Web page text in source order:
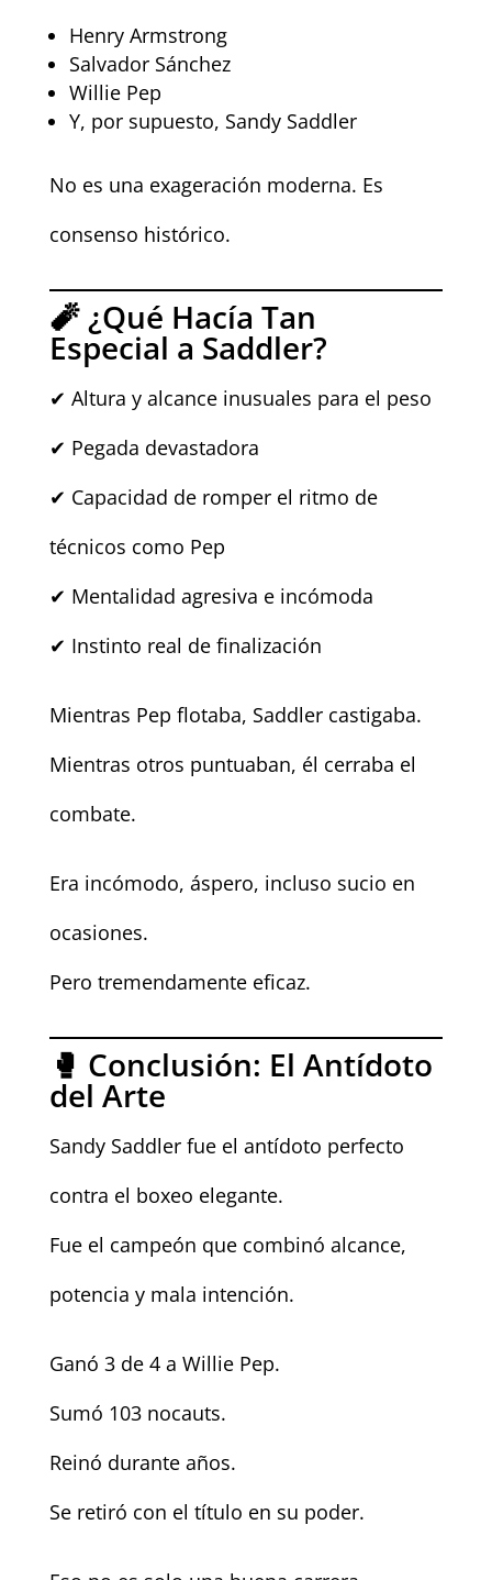
Henry Armstrong
Salvador Sánchez
Willie Pep
Y, por supuesto, Sandy Saddler
No es una exageración moderna. Es
consenso histórico.
🧨 ¿Qué Hacía Tan
Especial a Saddler?
✔ Altura y alcance inusuales para el peso
✔ Pegada devastadora
✔ Capacidad de romper el ritmo de
técnicos como Pep
✔ Mentalidad agresiva e incómoda
✔ Instinto real de finalización
Mientras Pep flotaba, Saddler castigaba.
Mientras otros puntuaban, él cerraba el
combate.
Era incómodo, áspero, incluso sucio en
ocasiones.
Pero tremendamente eficaz.
🥊 Conclusión: El Antídoto
del Arte
Sandy Saddler fue el antídoto perfecto
contra el boxeo elegante.
Fue el campeón que combinó alcance,
potencia y mala intención.
Ganó 3 de 4 a Willie Pep.
Sumó 103 nocauts.
Reinó durante años.
Se retiró con el título en su poder.